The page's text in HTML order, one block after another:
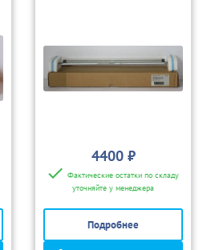
4400 ₽
Фактические остатки по складу
уточняйте у менеджера
Подробнее